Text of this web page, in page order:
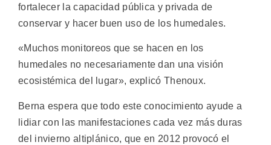
fortalecer la capacidad pública y privada de
conservar y hacer buen uso de los humedales.
«Muchos monitoreos que se hacen en los
humedales no necesariamente dan una visión
ecosistémica del lugar», explicó Thenoux.
Berna espera que todo este conocimiento ayude a
lidiar con las manifestaciones cada vez más duras
del invierno altiplánico, que en 2012 provocó el